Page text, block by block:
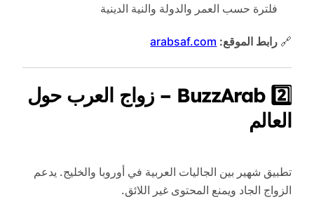
فلترة حسب العمر والدولة والنية الدينية
🔗 رابط الموقع: arabsaf.com
2️⃣ BuzzArab – زواج العرب حول
العالم
تطبيق شهير بين الجاليات العربية في أوروبا والخليج. يدعم
الزواج الجاد ويمنع المحتوى غير اللائق.